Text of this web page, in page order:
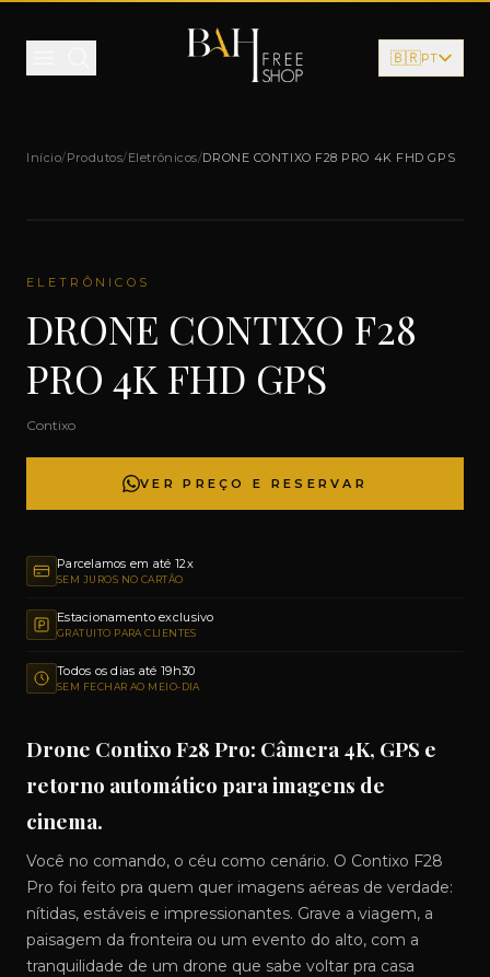
🇧🇷PT
Início/Produtos/Eletrônicos/DRONE CONTIXO F28 PRO 4K FHD GPS
ELETRÔNICOS
DRONE CONTIXO F28
PRO 4K FHD GPS
Contixo
VER PREÇO E RESERVAR
Parcelamos em até 12x
SEM JUROS NO CARTÃO
Estacionamento exclusivo
GRATUITO PARA CLIENTES
Todos os dias até 19h30
SEM FECHAR AO MEIO-DIA
Drone Contixo F28 Pro: Câmera 4K, GPS e
retorno automático para imagens de
cinema.
Você no comando, o céu como cenário. O Contixo F28
Pro foi feito pra quem quer imagens aéreas de verdade:
nítidas, estáveis e impressionantes. Grave a viagem, a
paisagem da fronteira ou um evento do alto, com a
tranquilidade de um drone que sabe voltar pra casa